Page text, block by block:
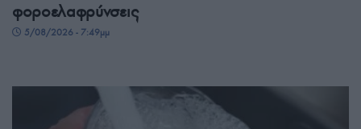
φοροελαφρύνσεις
5/08/2026 - 7:49μμ